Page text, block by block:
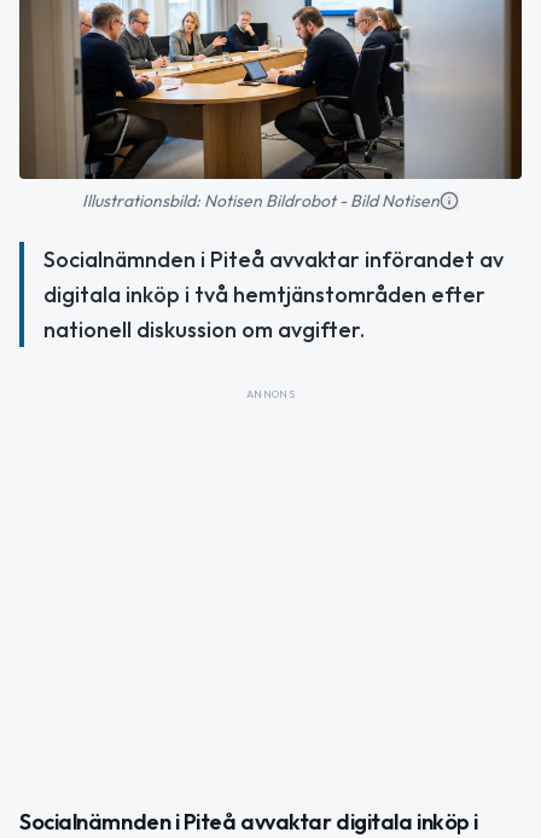
Illustrationsbild: Notisen Bildrobot - Bild Notisen
Socialnämnden i Piteå avvaktar införandet av
digitala inköp i två hemtjänstområden efter
nationell diskussion om avgifter.
ANNONS
Socialnämnden i Piteå avvaktar digitala inköp i